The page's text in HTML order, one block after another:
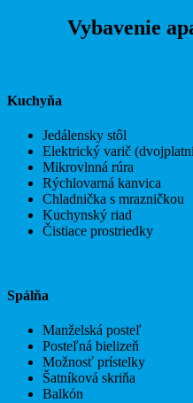
Vybavenie
Kuchyňa
Jedálensky stôl
Elektrický varič
Mikrovlnná rúra
Rýchlovarná kanvica
Chladnička s mrazničkou
Kuchynský riad
Čistiace prostriedky
Spálňa
Manželská posteľ
Posteľná bielizeň
Možnosť prístelky
Šatníková skriňa
Balkón